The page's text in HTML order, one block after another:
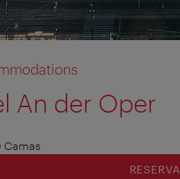
An der Oper
anzeigen
ausblenden
Camas
RESERVA